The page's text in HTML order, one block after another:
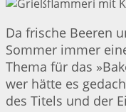
Da frische Beeren
Sommer immer
Thema für das
wer hätte es
des Titels und der